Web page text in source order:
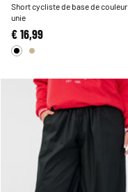
Short cycliste de base de couleur
unie
€ 16,99